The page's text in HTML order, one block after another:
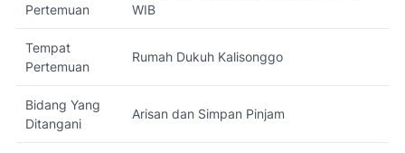
Pertemuan
WIB
Tempat
Pertemuan
Rumah Dukuh Kalisonggo
Bidang Yang
Ditangani
Arisan dan Simpan Pinjam